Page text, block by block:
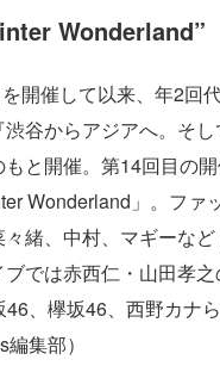
Wonderland”
開催して以来、年2回
谷からアジアへ。そ
と開催。第14回目の
Wonderland」。ファ
緒、中村、マギーなど
では赤西仁・山田孝之
、欅坂46、西野カナ
集部）